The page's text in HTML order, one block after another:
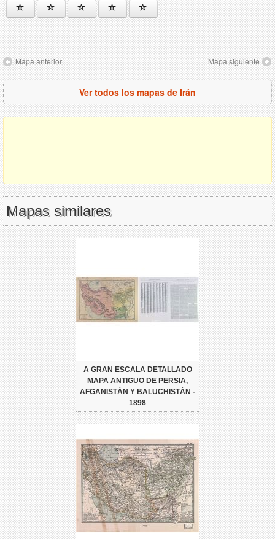
Mapa anterior Mapa siguiente
Ver todos los mapas de Irán
Mapas similares
A GRAN ESCALA DETALLADO
MAPA ANTIGUO DE PERSIA,
AFGANISTÁN Y BALUCHISTÁN -
1898